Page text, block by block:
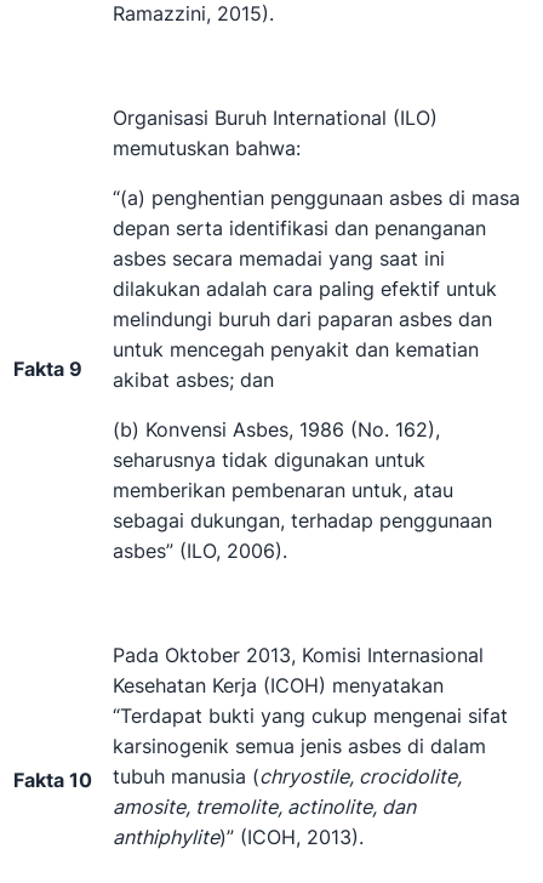
Ramazzini, 2015).
Fakta 9
Organisasi Buruh International (ILO)
memutuskan bahwa:
“(a) penghentian penggunaan asbes di masa
depan serta identifikasi dan penanganan
asbes secara memadai yang saat ini
dilakukan adalah cara paling efektif untuk
melindungi buruh dari paparan asbes dan
untuk mencegah penyakit dan kematian
akibat asbes; dan
(b) Konvensi Asbes, 1986 (No. 162),
seharusnya tidak digunakan untuk
memberikan pembenaran untuk, atau
sebagai dukungan, terhadap penggunaan
asbes” (ILO, 2006).
Fakta 10
Pada Oktober 2013, Komisi Internasional
Kesehatan Kerja (ICOH) menyatakan
“Terdapat bukti yang cukup mengenai sifat
karsinogenik semua jenis asbes di dalam
tubuh manusia (chryostile, crocidolite,
amosite, tremolite, actinolite, dan
anthiphylite)” (ICOH, 2013).